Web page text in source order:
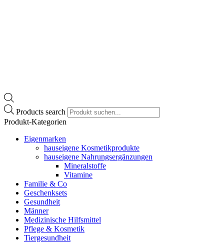
Products search
Produkt-Kategorien
Eigenmarken
hauseigene Kosmetikprodukte
hauseigene Nahrungsergänzungen
Mineralstoffe
Vitamine
Familie & Co
Geschenksets
Gesundheit
Männer
Medizinische Hilfsmittel
Pflege & Kosmetik
Tiergesundheit